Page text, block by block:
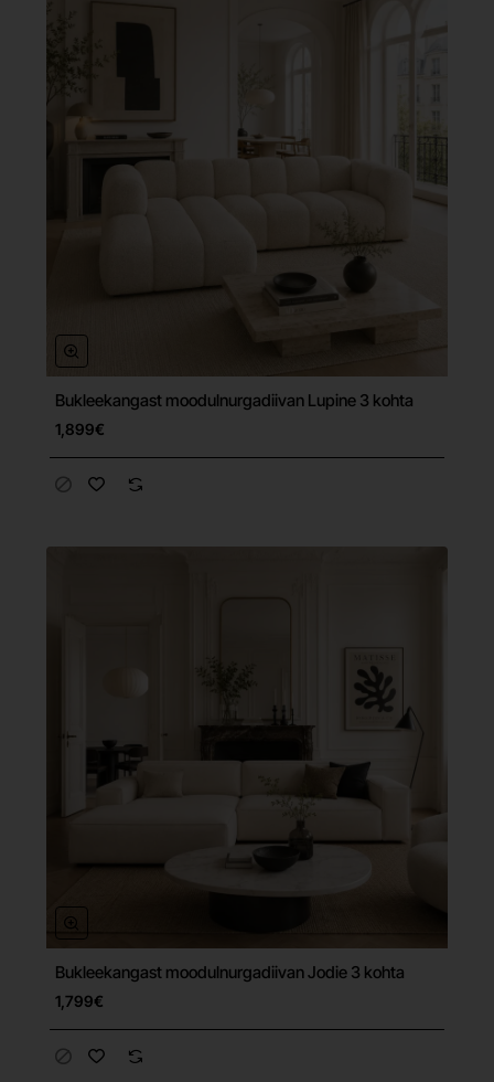
Tasuta tarne
Bukleekangast moodulnurgadiivan Lupine 3 kohta
1,899€
Tasuta tarne
Bukleekangast moodulnurgadiivan Jodie 3 kohta
1,799€